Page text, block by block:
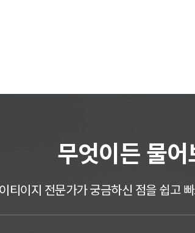
무엇이든 물어
티이지 전문가가 궁금하신 점을 쉽고